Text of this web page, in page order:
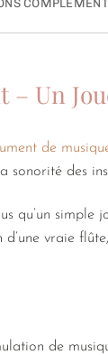
– Un
de
sonorité des
qu’un simple
vraie
de